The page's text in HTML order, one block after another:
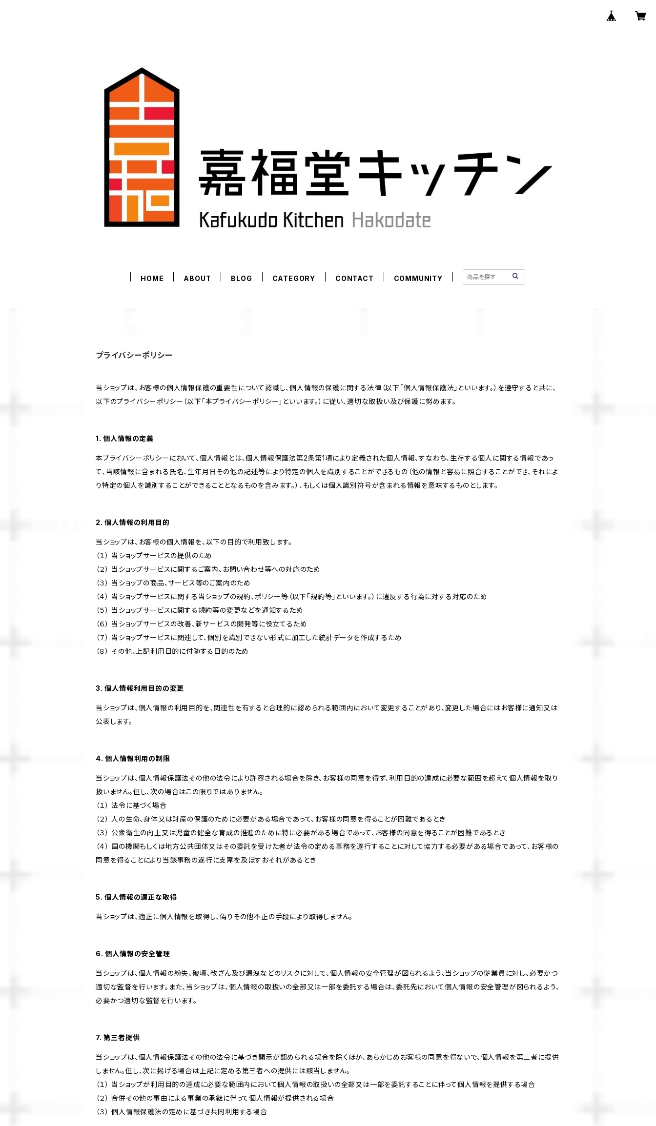
HOME ABOUT BLOG CATEGORY CONTACT COMMUNITY
プライバシーポリシー
当ショップは、お客様の個人情報保護の重要性について認識し、個人情報の保護に関する法律（以下「個人情報保護法」といいます。）を遵守すると共に、
以下のプライバシーポリシー（以下「本プライバシーポリシー」といいます。）に従い、適切な取扱い及び保護に努めます。
1. 個人情報の定義
本プライバシーポリシーにおいて、個人情報とは、個人情報保護法第2条第1項により定義された個人情報、すなわち、生存する個人に関する情報であっ
て、当該情報に含まれる氏名、生年月日その他の記述等により特定の個人を識別することができるもの（他の情報と容易に照合することができ、それによ
り特定の個人を識別することができることとなるものを含みます。）、もしくは個人識別符号が含まれる情報を意味するものとします。
2. 個人情報の利用目的
当ショップは、お客様の個人情報を、以下の目的で利用致します。
（１） 当ショップサービスの提供のため
（２） 当ショップサービスに関するご案内、お問い合わせ等への対応のため
（３） 当ショップの商品、サービス等のご案内のため
（４） 当ショップサービスに関する当ショップの規約、ポリシー等（以下「規約等」といいます。）に違反する行為に対する対応のため
（５） 当ショップサービスに関する規約等の変更などを通知するため
（６） 当ショップサービスの改善、新サービスの開発等に役立てるため
（７） 当ショップサービスに関連して、個別を識別できない形式に加工した統計データを作成するため
（８） その他、上記利用目的に付随する目的のため
3. 個人情報利用目的の変更
当ショップは、個人情報の利用目的を、関連性を有すると合理的に認められる範囲内において変更することがあり、変更した場合にはお客様に通知又は
公表します。
4. 個人情報利用の制限
当ショップは、個人情報保護法その他の法令により許容される場合を除き、お客様の同意を得ず、利用目的の達成に必要な範囲を超えて個人情報を取り
扱いません。但し、次の場合はこの限りではありません。
（１） 法令に基づく場合
（２） 人の生命、身体又は財産の保護のために必要がある場合であって、お客様の同意を得ることが困難であるとき
（３） 公衆衛生の向上又は児童の健全な育成の推進のために特に必要がある場合であって、お客様の同意を得ることが困難であるとき
（４） 国の機関もしくは地方公共団体又はその委託を受けた者が法令の定める事務を遂行することに対して協力する必要がある場合であって、お客様の
同意を得ることにより当該事務の遂行に支障を及ぼすおそれがあるとき
5. 個人情報の適正な取得
当ショップは、適正に個人情報を取得し、偽りその他不正の手段により取得しません。
6. 個人情報の安全管理
当ショップは、個人情報の紛失、破壊、改ざん及び漏洩などのリスクに対して、個人情報の安全管理が図られるよう、当ショップの従業員に対し、必要かつ
適切な監督を行います。また、当ショップは、個人情報の取扱いの全部又は一部を委託する場合は、委託先において個人情報の安全管理が図られるよう、
必要かつ適切な監督を行います。
7. 第三者提供
当ショップは、個人情報保護法その他の法令に基づき開示が認められる場合を除くほか、あらかじめお客様の同意を得ないで、個人情報を第三者に提供
しません。但し、次に掲げる場合は上記に定める第三者への提供には該当しません。
（１） 当ショップが利用目的の達成に必要な範囲内において個人情報の取扱いの全部又は一部を委託することに伴って個人情報を提供する場合
（２） 合併その他の事由による事業の承継に伴って個人情報が提供される場合
（３） 個人情報保護法の定めに基づき共同利用する場合